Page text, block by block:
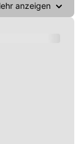
anzeigen